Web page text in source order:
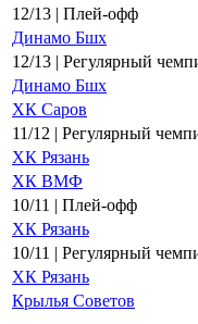
12/13 | Плей-офф
Динамо Бшх
12/13 | Регулярный
Динамо Бшх
ХК Саров
11/12 | Регулярный
ХК Рязань
ХК ВМФ
10/11 | Плей-офф
ХК Рязань
10/11 | Регулярный
ХК Рязань
Крылья Советов